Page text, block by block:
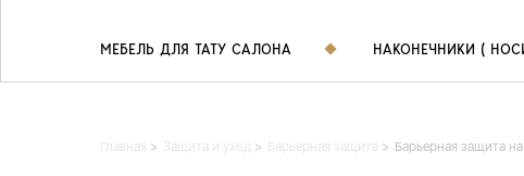
МЕБЕЛЬ ДЛЯ ТАТУ САЛОНА НАКОНЕЧНИКИ (
Главная Защита и уход Барьерная защита Барьерная защита